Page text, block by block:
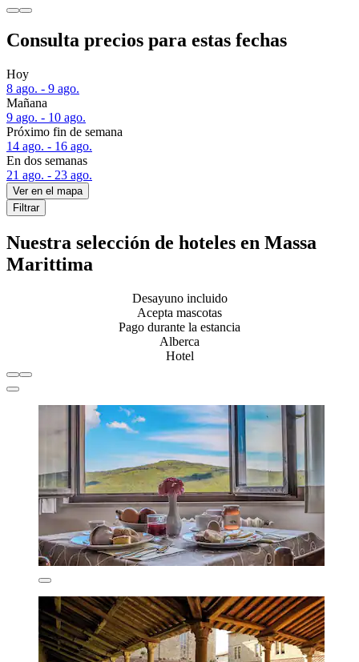
Consulta precios para estas fechas
Hoy
8 ago. - 9 ago.
Mañana
9 ago. - 10 ago.
Próximo fin de semana
14 ago. - 16 ago.
En dos semanas
21 ago. - 23 ago.
Ver en el mapa
Filtrar
Nuestra selección de hoteles en Massa
Marittima
Desayuno incluido
Acepta mascotas
Pago durante la estancia
Alberca
Hotel